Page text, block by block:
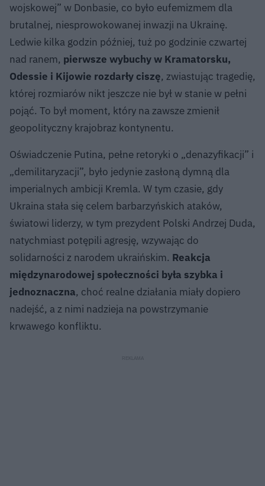
wojskowej” w Donbasie, co było eufemizmem dla
brutalnej, niesprowokowanej inwazji na Ukrainę.
Ledwie kilka godzin później, tuż po godzinie czwartej
nad ranem, pierwsze wybuchy w Kramatorsku,
Odessie i Kijowie rozdarły ciszę, zwiastując tragedię,
której rozmiarów nikt jeszcze nie był w stanie w pełni
pojąć. To był moment, który na zawsze zmienił
geopolityczny krajobraz kontynentu.
Oświadczenie Putina, pełne retoryki o „denazyfikacji” i
„demilitaryzacji”, było jedynie zasłoną dymną dla
imperialnych ambicji Kremla. W tym czasie, gdy
Ukraina stała się celem barbarzyńskich ataków,
światowi liderzy, w tym prezydent Polski Andrzej Duda,
natychmiast potępili agresję, wzywając do
solidarności z narodem ukraińskim. Reakcja
międzynarodowej społeczności była szybka i
jednoznaczna, choć realne działania miały dopiero
nadejść, a z nimi nadzieja na powstrzymanie
krwawego konfliktu.